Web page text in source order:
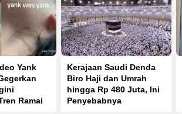
Yank
Ramai
Kerajaan Saudi Denda
Biro Haji dan Umrah
hingga Rp 480 Juta, Ini
Penyebabnya